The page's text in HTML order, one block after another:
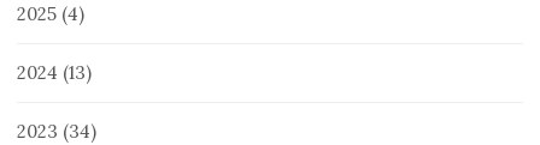
2025 (4)
2024 (13)
2023 (34)